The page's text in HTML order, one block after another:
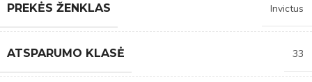
PREKĖS ŽENKLAS Invictus
ATSPARUMO KLASĖ 33